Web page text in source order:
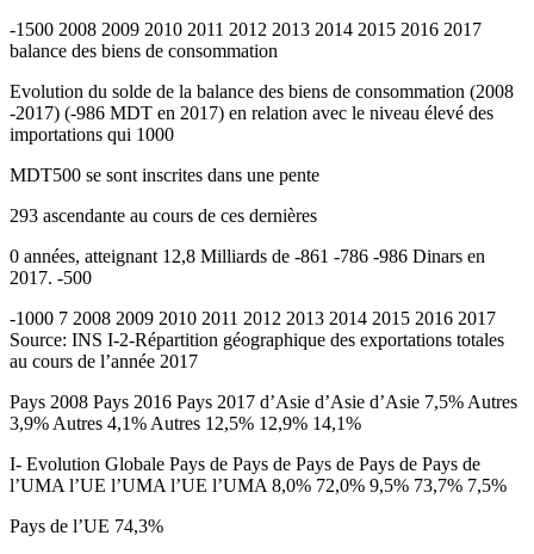
-1500 2008 2009 2010 2011 2012 2013 2014 2015 2016 2017
balance des biens de consommation
Evolution du solde de la balance des biens de consommation (2008
-2017) (-986 MDT en 2017) en relation avec le niveau élevé des
importations qui 1000
MDT500 se sont inscrites dans une pente
293 ascendante au cours de ces dernières
0 années, atteignant 12,8 Milliards de -861 -786 -986 Dinars en
2017. -500
-1000 7 2008 2009 2010 2011 2012 2013 2014 2015 2016 2017
Source: INS I-2-Répartition géographique des exportations totales
au cours de l’année 2017
Pays 2008 Pays 2016 Pays 2017 d’Asie d’Asie d’Asie 7,5% Autres
3,9% Autres 4,1% Autres 12,5% 12,9% 14,1%
I- Evolution Globale Pays de Pays de Pays de Pays de Pays de
l’UMA l’UE l’UMA l’UE l’UMA 8,0% 72,0% 9,5% 73,7% 7,5%
Pays de l’UE 74,3%